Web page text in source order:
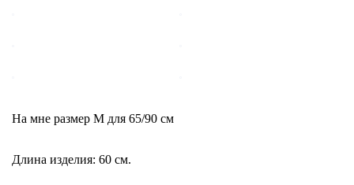
На мне размер М для 65/90 см
Длина изделия: 60 см.